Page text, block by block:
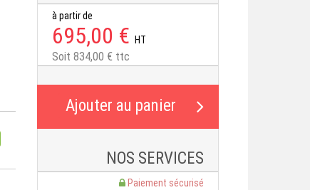
à partir de
695,00 € HT
Soit 834,00 € ttc
NOS SERVICES
Paiement sécurisé